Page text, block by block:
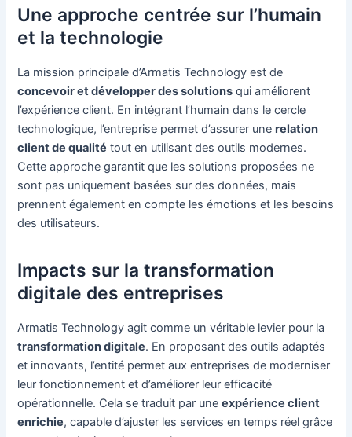
Une approche centrée sur l’humain
et la technologie
La mission principale d’Armatis Technology est de
concevoir et développer des solutions qui améliorent
l’expérience client. En intégrant l’humain dans le cercle
technologique, l’entreprise permet d’assurer unerelation
client de qualité tout en utilisant des outils modernes.
Cette approche garantit que les solutions proposées ne
sont pas uniquement basées sur des données, mais
prennent également en compte les émotions et les besoins
des utilisateurs.
Impacts sur la transformation
digitale des entreprises
Armatis Technology agit comme un véritable levier pour la
transformation digitale. En proposant des outils adaptés
et innovants, l’entité permet aux entreprises de moderniser
leur fonctionnement et d’améliorer leur efficacité
opérationnelle. Cela se traduit par uneexpérience client
enrichie, capable d’ajuster les services en temps réel grâce